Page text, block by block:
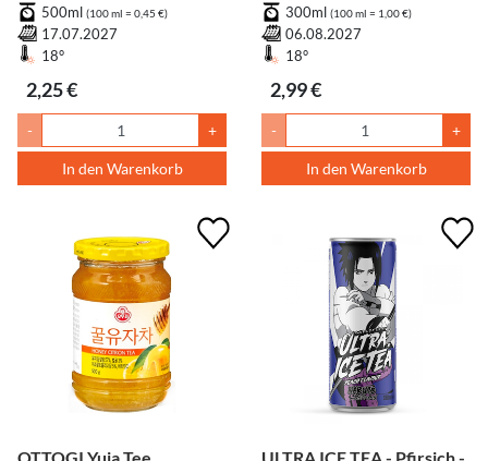
500ml (100 ml = 0,45 €)
17.07.2027
18°
2,25 €
- +
In den Warenkorb
300ml (100 ml = 1,00 €)
06.08.2027
18°
2,99 €
- +
In den Warenkorb